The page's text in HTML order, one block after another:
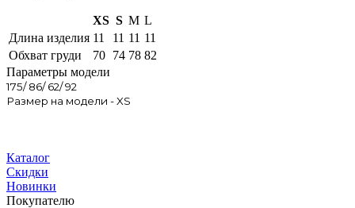
XS S M L
Длина изделия 11 11 11 11
Обхват груди
70 74 78 82
Параметры модели
175/ 86/ 62/ 92
Размер на модели - XS
Каталог
Скидки
Новинки
Покупателю